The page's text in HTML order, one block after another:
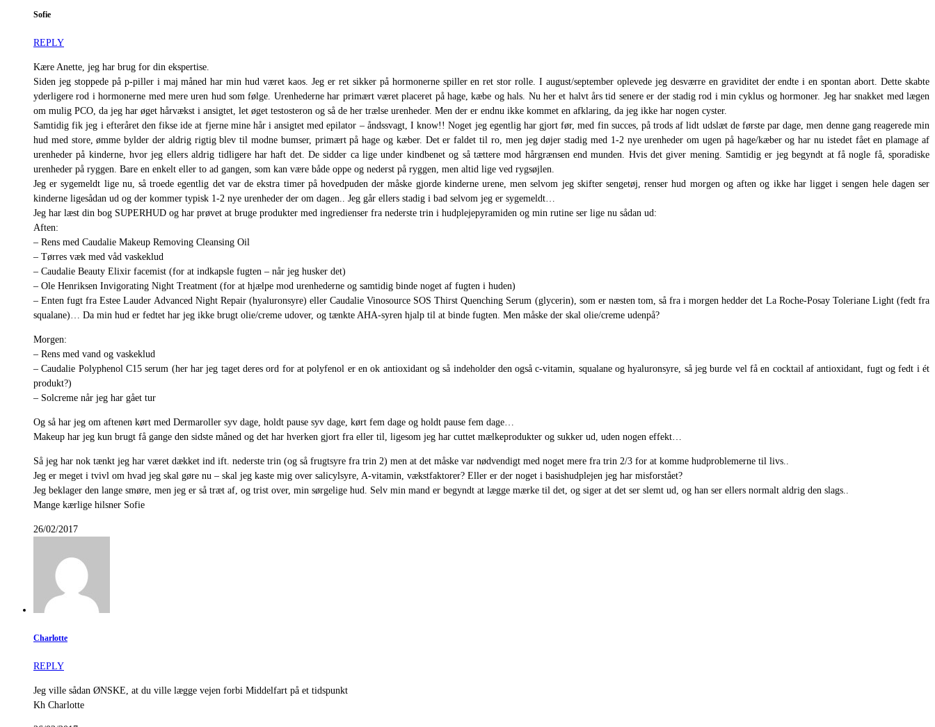
Sofie
REPLY
Kære Anette, jeg har brug for din ekspertise.
Siden jeg stoppede på p-piller i maj måned har min hud været kaos. Jeg er ret sikker på hormonerne spiller en ret stor rolle. I august/september oplevede jeg desværre en graviditet der endte i en spontan abort. Dette skabte
yderligere rod i hormonerne med mere uren hud som følge. Urenhederne har primært været placeret på hage, kæbe og hals. Nu her et halvt års tid senere er der stadig rod i min cyklus og hormoner. Jeg har snakket med lægen
om mulig PCO, da jeg har øget hårvækst i ansigtet, let øget testosteron og så de her trælse urenheder. Men der er endnu ikke kommet en afklaring, da jeg ikke har nogen cyster.
Samtidig fik jeg i efteråret den fikse ide at fjerne mine hår i ansigtet med epilator – åndssvagt, I know!! Noget jeg egentlig har gjort før, med fin succes, på trods af lidt udslæt de første par dage, men denne gang reagerede min
hud med store, ømme bylder der aldrig rigtig blev til modne bumser, primært på hage og kæber. Det er faldet til ro, men jeg døjer stadig med 1-2 nye urenheder om ugen på hage/kæber og har nu istedet fået en plamage af
urenheder på kinderne, hvor jeg ellers aldrig tidligere har haft det. De sidder ca lige under kindbenet og så tættere mod hårgrænsen end munden. Hvis det giver mening. Samtidig er jeg begyndt at få nogle få, sporadiske
urenheder på ryggen. Bare en enkelt eller to ad gangen, som kan være både oppe og nederst på ryggen, men altid lige ved rygsøjlen.
Jeg er sygemeldt lige nu, så troede egentlig det var de ekstra timer på hovedpuden der måske gjorde kinderne urene, men selvom jeg skifter sengetøj, renser hud morgen og aften og ikke har ligget i sengen hele dagen ser
kinderne ligesådan ud og der kommer typisk 1-2 nye urenheder der om dagen.. Jeg går ellers stadig i bad selvom jeg er sygemeldt…
Jeg har læst din bog SUPERHUD og har prøvet at bruge produkter med ingredienser fra nederste trin i hudplejepyramiden og min rutine ser lige nu sådan ud:
Aften:
– Rens med Caudalie Makeup Removing Cleansing Oil
– Tørres væk med våd vaskeklud
– Caudalie Beauty Elixir facemist (for at indkapsle fugten – når jeg husker det)
– Ole Henriksen Invigorating Night Treatment (for at hjælpe mod urenhederne og samtidig binde noget af fugten i huden)
– Enten fugt fra Estee Lauder Advanced Night Repair (hyaluronsyre) eller Caudalie Vinosource SOS Thirst Quenching Serum (glycerin), som er næsten tom, så fra i morgen hedder det La Roche-Posay Toleriane Light (fedt fra
squalane)… Da min hud er fedtet har jeg ikke brugt olie/creme udover, og tænkte AHA-syren hjalp til at binde fugten. Men måske der skal olie/creme udenpå?
Morgen:
– Rens med vand og vaskeklud
– Caudalie Polyphenol C15 serum (her har jeg taget deres ord for at polyfenol er en ok antioxidant og så indeholder den også c-vitamin, squalane og hyaluronsyre, så jeg burde vel få en cocktail af antioxidant, fugt og fedt i ét
produkt?)
– Solcreme når jeg har gået tur
Og så har jeg om aftenen kørt med Dermaroller syv dage, holdt pause syv dage, kørt fem dage og holdt pause fem dage…
Makeup har jeg kun brugt få gange den sidste måned og det har hverken gjort fra eller til, ligesom jeg har cuttet mælkeprodukter og sukker ud, uden nogen effekt…
Så jeg har nok tænkt jeg har været dækket ind ift. nederste trin (og så frugtsyre fra trin 2) men at det måske var nødvendigt med noget mere fra trin 2/3 for at komme hudproblemerne til livs..
Jeg er meget i tvivl om hvad jeg skal gøre nu – skal jeg kaste mig over salicylsyre, A-vitamin, vækstfaktorer? Eller er der noget i basishudplejen jeg har misforstået?
Jeg beklager den lange smøre, men jeg er så træt af, og trist over, min sørgelige hud. Selv min mand er begyndt at lægge mærke til det, og siger at det ser slemt ud, og han ser ellers normalt aldrig den slags..
Mange kærlige hilsner Sofie
26/02/2017
Charlotte
REPLY
Jeg ville sådan ØNSKE, at du ville lægge vejen forbi Middelfart på et tidspunkt
Kh Charlotte